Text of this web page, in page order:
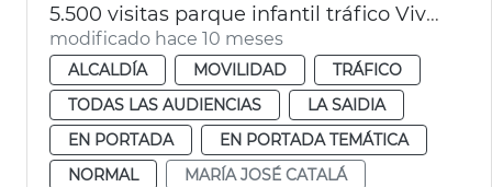
5.500 visitas parque infantil tráfico Vivers València
modificado hace 10 meses
ALCALDÍA MOVILIDAD
TRÁFICO
TODAS LAS AUDIENCIAS
LA SAIDIA
EN PORTADA
EN PORTADA TEMÁTICA
NORMAL
MARÍA JOSÉ CATALÁ